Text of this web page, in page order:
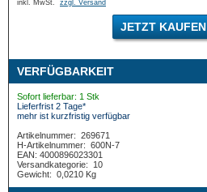
inkl. MwSt. zzgl. Versand
JETZT KAUFEN
VERFÜGBARKEIT
Sofort lieferbar: 1 Stk
Lieferfrist 2 Tage*
mehr ist kurzfristig verfügbar
Artikelnummer: 269671
H-Artikelnummer: 600N-7
EAN: 4000896023301
Versandkategorie:
10
Gewicht: 0,0210 Kg